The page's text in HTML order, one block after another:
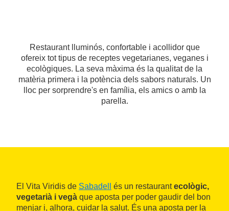
Restaurant lluminós, confortable i acollidor que
ofereix tot tipus de receptes vegetarianes, veganes i
ecològiques. La seva màxima és la qualitat de la
matèria primera i la potència dels sabors naturals. Un
lloc per sorprendre's en família, els amics o amb la
parella.
El Vita Viridis de Sabadell és un restaurantecològic,
vegetarià i vegà que aposta per poder gaudir del bon
menjar i, alhora, cuidar la salut. És una aposta per la